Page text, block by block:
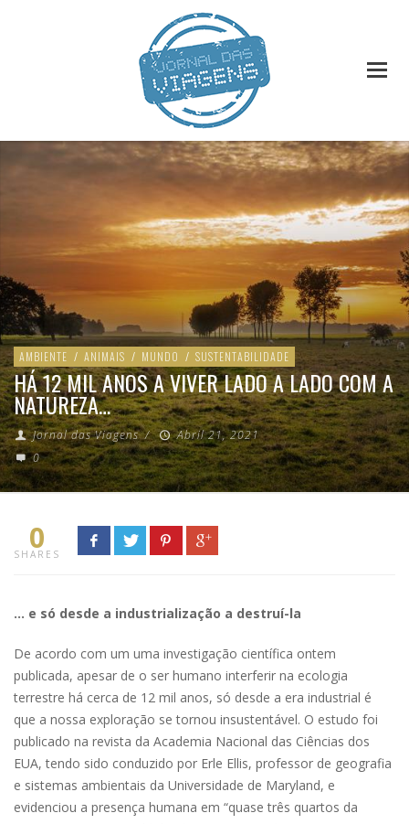
AMBIENTE / ANIMAIS / MUNDO / SUSTENTABILIDADE
HÁ 12 MIL ANOS A VIVER LADO A LADO COM A
NATUREZA…
Jornal das Viagens /
Abril 21, 2021
0
0
SHARES
… e só desde a industrialização a destruí-la
De acordo com um uma investigação científica ontem
publicada, apesar de o ser humano interferir na ecologia
terrestre há cerca de 12 mil anos, só desde a era industrial é
que a nossa exploração se tornou insustentável. O estudo foi
publicado na revista da Academia Nacional das Ciências dos
EUA, tendo sido conduzido por Erle Ellis, professor de geografia
e sistemas ambientais da Universidade de Maryland, e
evidenciou a presença humana em “quase três quartos da